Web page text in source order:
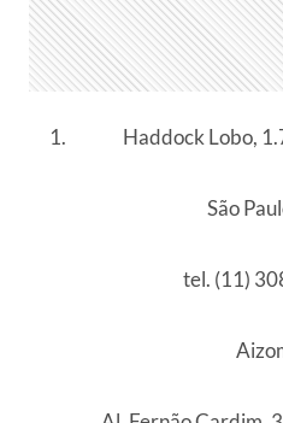
Haddock Lobo,
São
tel. (11)